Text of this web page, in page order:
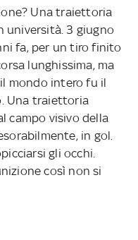
Una traiettoria
università. 3 giugno
fa, per un tiro finito
lunghissima, ma
mondo intero fu il
Una traiettoria
campo visivo della
in gol.
gli occhi.
così non si